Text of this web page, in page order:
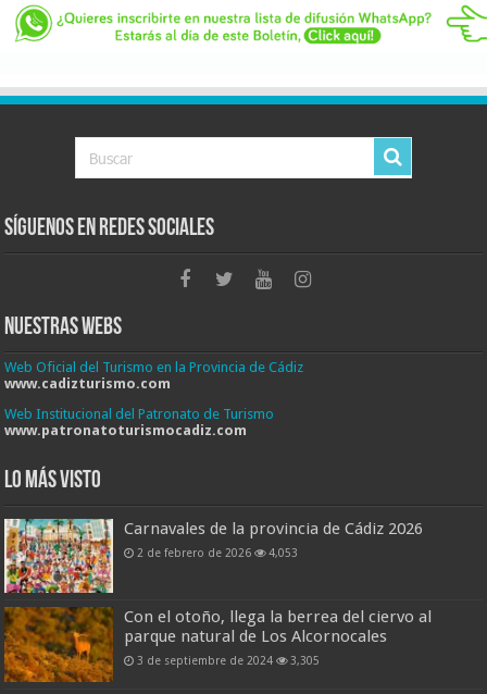
Síguenos en Redes Sociales
Nuestras Webs
Web Oficial del Turismo en la Provincia de Cádiz
www.cadizturismo.com
Web Institucional del Patronato de Turismo
www.patronatoturismocadiz.com
Lo más visto
Carnavales de la provincia de Cádiz 2026
2 de febrero de 2026 4,053
Con el otoño, llega la berrea del ciervo al
parque natural de Los Alcornocales
3 de septiembre de 2024 3,305